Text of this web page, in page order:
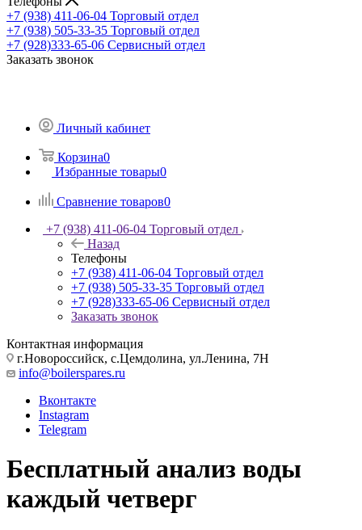
+7 (938) 411-06-04 Торговый отдел
+7 (938) 505-33-35 Торговый отдел
+7 (928)333-65-06 Сервисный отдел
Заказать звонок
Личный кабинет
Корзина0
Избранные товары0
Сравнение товаров0
+7 (938) 411-06-04 Торговый отдел
Назад
Телефоны
+7 (938) 411-06-04 Торговый отдел
+7 (938) 505-33-35 Торговый отдел
+7 (928)333-65-06 Сервисный отдел
Заказать звонок
Контактная информация
г.Новороссийск, с.Цемдолина, ул.Ленина, 7Н
info@boilerspares.ru
Вконтакте
Instagram
Telegram
Бесплатный анализ воды
каждый четверг